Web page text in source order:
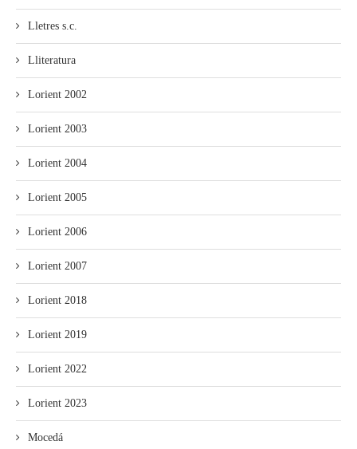
Lletres s.c.
Lliteratura
Lorient 2002
Lorient 2003
Lorient 2004
Lorient 2005
Lorient 2006
Lorient 2007
Lorient 2018
Lorient 2019
Lorient 2022
Lorient 2023
Mocedá